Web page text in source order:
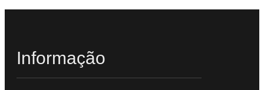
Informação